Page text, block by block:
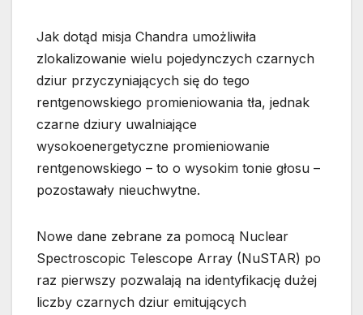
Jak dotąd misja Chandra umożliwiła
zlokalizowanie wielu pojedynczych czarnych
dziur przyczyniających się do tego
rentgenowskiego promieniowania tła, jednak
czarne dziury uwalniające
wysokoenergetyczne promieniowanie
rentgenowskiego – to o wysokim tonie głosu –
pozostawały nieuchwytne.
Nowe dane zebrane za pomocą Nuclear
Spectroscopic Telescope Array (NuSTAR) po
raz pierwszy pozwalają na identyfikację dużej
liczby czarnych dziur emitujących